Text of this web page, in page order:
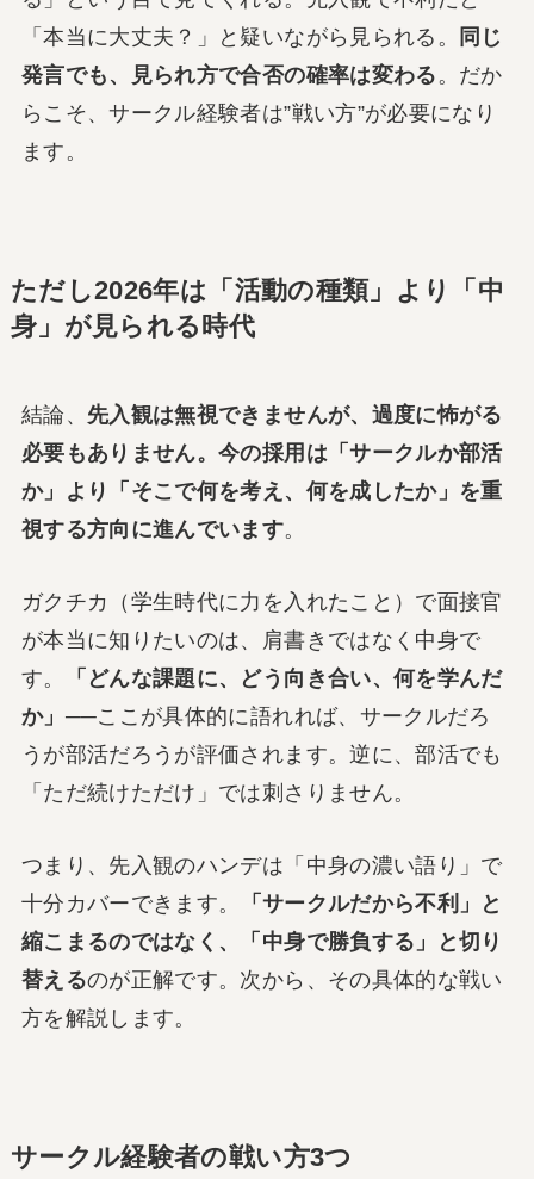
「本当に大丈夫？」と疑いながら見られる。
同じ
発言でも、見られ方で合否の確率は変わる。だか
らこそ、サークル経験者は”戦い方”が必要になり
ます。
ただし2026年は「活動の種類」より「中
身」が見られる時代
結論、 先入観は無視できませんが、過度に怖がる
必要もありません。今の採用は「サークルか部活
か」より「そこで何を考え、何を成したか」を重
視する方向に進んでいます。
ガクチカ（学生時代に力を入れたこと）で面接官
が本当に知りたいのは、肩書きではなく中身で
す。
「どんな課題に、どう向き合い、何を学んだ
か」 ──ここが具体的に語れれば、サークルだろ
うが部活だろうが評価されます。逆に、部活でも
「ただ続けただけ」では刺さりません。
つまり、先入観のハンデは「中身の濃い語り」で
十分カバーできます。
「サークルだから不利」と
縮こまるのではなく、「中身で勝負する」と切り
替えるのが正解です。次から、その具体的な戦い
方を解説します。
サークル経験者の戦い方3つ